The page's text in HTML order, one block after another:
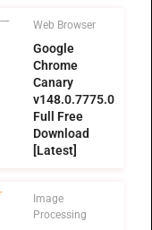
Web Browser
Google
Chrome
Canary
v148.0.7775.0
Full Free
Download
[Latest]
Image
Processing